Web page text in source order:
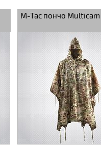
M-Tac пончо Multicam